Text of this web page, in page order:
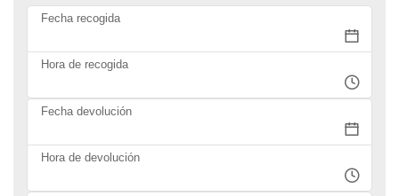
Fecha recogida
Hora de recogida
Fecha devolución
Hora de devolución